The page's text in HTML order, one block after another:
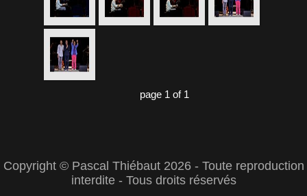
page 1 of 1
Copyright © Pascal Thiébaut 2026 - Toute reproduction
interdite - Tous droits réservés